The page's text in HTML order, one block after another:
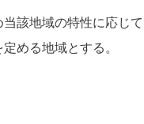
該地域の特性に応じて
める地域とする。